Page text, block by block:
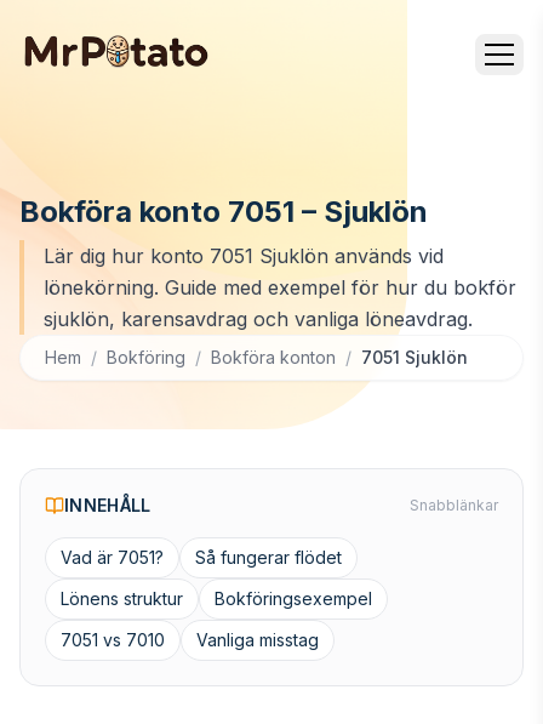
Bokföra konto 7051 – Sjuklön
Lär dig hur konto 7051 Sjuklön används vid
lönekörning. Guide med exempel för hur du bokför
sjuklön, karensavdrag och vanliga löneavdrag.
Hem / Bokföring / Bokföra konton / 7051 Sjuklön
INNEHÅLL Snabblänkar
Vad är 7051?
Så fungerar flödet
Lönens struktur
Bokföringsexempel
7051 vs 7010
Vanliga misstag